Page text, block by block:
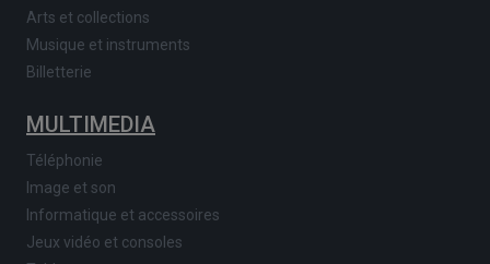
Arts et collections
Musique et instruments
Billetterie
MULTIMEDIA
Téléphonie
Image et son
Informatique et accessoires
Jeux vidéo et consoles